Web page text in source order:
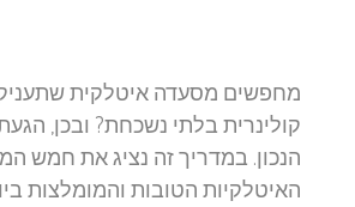
מחפשים מסעדה איטלקית שתעניק
קולינרית בלתי נשכחת? ובכן,
הנכון. במדריך זה נציג את חמש
האיטלקיות הטובות והמומלצות